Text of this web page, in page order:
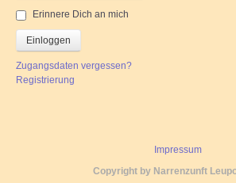
Erinnere Dich an mich
Einloggen
Zugangsdaten vergessen?
Registrierung
Impressum
Copyright by Narrenzunft